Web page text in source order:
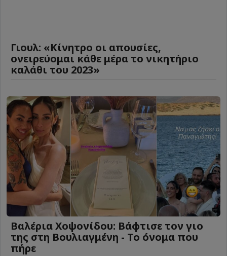
Γιουλ: «Κίνητρο οι απουσίες,
ονειρεύομαι κάθε μέρα το νικητήριο
καλάθι του 2023»
Βαλέρια Χοψονίδου: Βάφτισε τον γιο
της στη Βουλιαγμένη - Το όνομα που
πήρε